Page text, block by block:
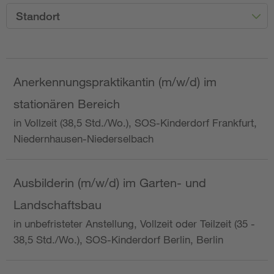
Standort
Anerkennungspraktikantin (m/w/d) im
stationären Bereich
in Vollzeit (38,5 Std./Wo.), SOS-Kinderdorf Frankfurt,
Niedernhausen-Niederselbach
Ausbilderin (m/w/d) im Garten- und
Landschaftsbau
in unbefristeter Anstellung, Vollzeit oder Teilzeit (35 -
38,5 Std./Wo.), SOS-Kinderdorf Berlin, Berlin